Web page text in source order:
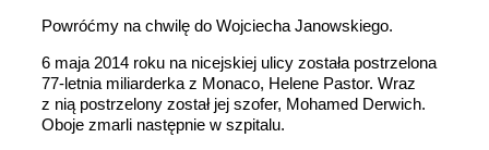
Powróćmy na chwilę do Wojciecha Janowskiego.
6 maja 2014 roku na nicejskiej ulicy została postrzelona
77-letnia miliarderka z Monaco, Helene Pastor. Wraz
z nią postrzelony został jej szofer, Mohamed Derwich.
Oboje zmarli następnie w szpitalu.